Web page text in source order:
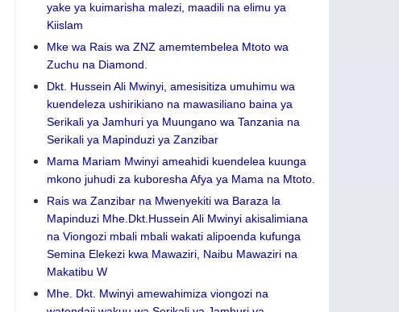
yake ya kuimarisha malezi, maadili na elimu ya
Kiislam
Mke wa Rais wa ZNZ amemtembelea Mtoto wa
Zuchu na Diamond.
Dkt. Hussein Ali Mwinyi, amesisitiza umuhimu wa
kuendeleza ushirikiano na mawasiliano baina ya
Serikali ya Jamhuri ya Muungano wa Tanzania na
Serikali ya Mapinduzi ya Zanzibar
Mama Mariam Mwinyi ameahidi kuendelea kuunga
mkono juhudi za kuboresha Afya ya Mama na Mtoto.
Rais wa Zanzibar na Mwenyekiti wa Baraza la
Mapinduzi Mhe.Dkt.Hussein Ali Mwinyi akisalimiana
na Viongozi mbali mbali wakati alipoenda kufunga
Semina Elekezi kwa Mawaziri, Naibu Mawaziri na
Makatibu W
Mhe. Dkt. Mwinyi amewahimiza viongozi na